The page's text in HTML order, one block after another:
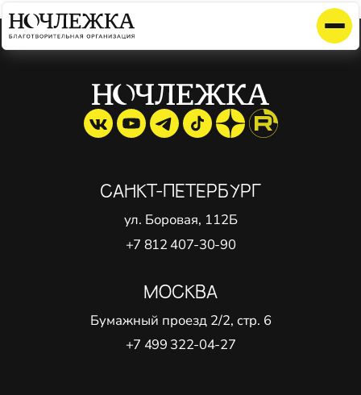
Элемент не найден!
САНКТ-ПЕТЕРБУРГ
ул. Боровая, 112Б
+7 812 407-30-90
МОСКВА
Бумажный проезд 2/2, стр. 6
+7 499 322-04-27